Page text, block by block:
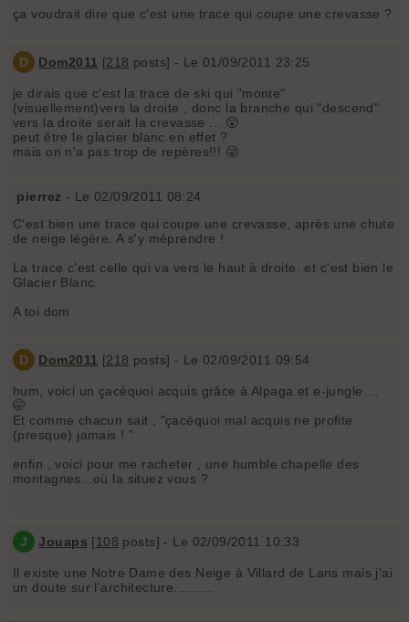
ça voudrait dire que c'est une trace qui coupe une crevasse ?
D Dom2011 [218 posts] - Le 01/09/2011 23:25
je dirais que c'est la trace de ski qui "monte"
(visuellement)vers la droite , donc la branche qui "descend"
vers la droite serait la crevasse ... 😮
peut être le glacier blanc en effet ?
mais on n'a pas trop de repères!!! 😜
pierrez - Le 02/09/2011 08:24
C'est bien une trace qui coupe une crevasse, après une chute
de neige légère. A s'y méprendre !
La trace c'est celle qui va vers le haut à droite. et c'est bien le
Glacier Blanc.
A toi dom
D Dom2011 [218 posts] - Le 02/09/2011 09:54
hum, voici un çacéquoi acquis grâce à Alpaga et e-jungle....
🤭
Et comme chacun sait , "çacéquoi mal acquis ne profite
(presque) jamais ! "
enfin , voici pour me racheter , une humble chapelle des
montagnes...où la situez vous ?
J Jouaps [108 posts] - Le 02/09/2011 10:33
Il existe une Notre Dame des Neige à Villard de Lans mais j'ai
un doute sur l'architecture..........